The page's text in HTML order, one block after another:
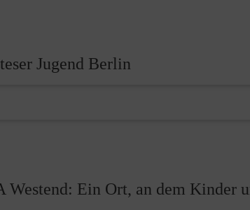
Jugend Berlin
Westend: Ein Ort, an dem Kinder